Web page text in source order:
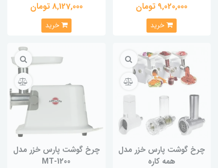
9,020,000 تومان
خرید
8,127,000 تومان
خرید
چرخ گوشت پارس خزر مدل
همه کاره
چرخ گوشت پارس خزر مدل
MT-1200